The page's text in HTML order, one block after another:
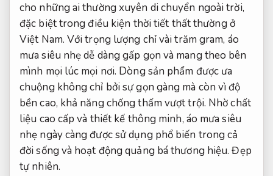
cho những ai thường xuyên di chuyển ngoài trời,
đặc biệt trong điều kiện thời tiết thất thường ở
Việt Nam. Với trọng lượng chỉ vài trăm gram, áo
mưa siêu nhẹ dễ dàng gấp gọn và mang theo bên
mình mọi lúc mọi nơi. Dòng sản phẩm được ưa
chuộng không chỉ bởi sự gọn gàng mà còn vì độ
bền cao, khả năng chống thấm vượt trội. Nhờ chất
liệu cao cấp và thiết kế thông minh, áo mưa siêu
nhẹ ngày càng được sử dụng phổ biến trong cả
đời sống và hoạt động quảng bá thương hiệu.Đẹp
tự nhiên.